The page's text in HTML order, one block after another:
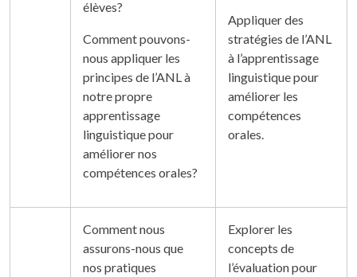
élèves?
Comment pouvons-
nous appliquer les
principes de l’ANL à
notre propre
apprentissage
linguistique pour
améliorer nos
compétences orales?
Appliquer des
stratégies de l’ANL
à l’apprentissage
linguistique pour
améliorer les
compétences
orales.
Comment nous
assurons-nous que
nos pratiques
Explorer les
concepts de
l’évaluation pour